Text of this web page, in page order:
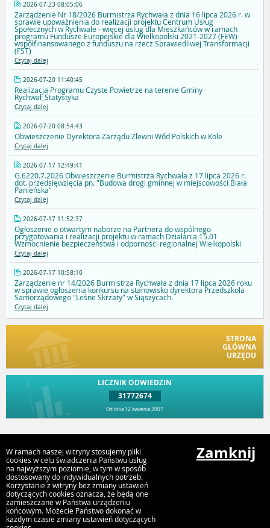
2026-07-23 08:05:06
Zarządzenie Nr 18/2026 Burmistrza Rychwała z dnia 16 lipca 2026 r. w
sprawie upoważnienia do realizacji projektu Centrum Usług
Społecznych w Rychwale - więcej uslug dla Mieszkańców w ramach
programu Fundusze Europejskie dla Wielkopolski 2021-2027 (FEW)
współfinansowanego z funduszu na rzecz Sprawiedliwej Transformacji
(FST)
Czytaj dalej
2026-07-20 11:40:45
Realizacja Programu Czyste Powietrze na terenie Gminy
Rychwał_Statystyka
Czytaj dalej
2026-07-20 08:54:43
Obwieszczenie Dyrektora Zarządu Zlewni Wód Polskich w Kole
Czytaj dalej
2026-07-17 12:49:41
G.6220.7.2026 Obwieszczenie Burmistrza Rychwała z 17 lipca 2026 r.
dot. przedsięwzięcia pn. "Budowa drogi gminnej w miejscowości Biała
Panieńska"
Czytaj dalej
2026-07-17 11:52:37
Ogłoszenie o otwartym naborze na Partnera do wspólnego
przygotowania i realizacji projektu w ramach Działania 15.01
Wzmocnienie bezpieczeństwa i odporności regionalnej Wielkopolski
Czytaj dalej
2026-07-17 10:58:10
Zarządzenie nr 14/2026 Burmistrza Rychwała z dnia 17 lipca 2026 roku
w sprawie ogłoszenia konkursu na stanowisko dyrektora Przedszkola
Samorządowego "Leśne Skrzaty" w Siąszycach.
Czytaj dalej
STRONA
GŁÓWNA
URZĘDU
LICZNIK ODWIEDZIN
31772674
Od dnia 12 kwietnia 2007
Urząd Gminy i Miasta Rychwał
Plac Wolności 16, 62-570 Rychwał
W ramach naszej witryny stosujemy pliki
cookies w celu świadczenia Państwu usług
na najwyższym poziomie, w tym w sposób
dostosowany do indywidualnych potrzeb.
Korzystanie z witryny bez zmiany ustawień
dotyczących cookies oznacza, że będą one
zamieszczane w Państwa urządzeniu
końcowym. Możecie Państwo dokonać w
każdym czasie zmiany ustawień dotyczących
Zamknij